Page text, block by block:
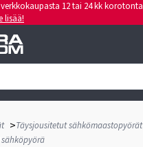
12 tai 24 kk korotonta
lisää!
>Täysjousitetut sähkömaastopyörät
sähköpyörä